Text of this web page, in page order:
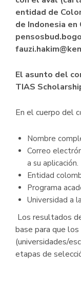
entidad de
de Indonesia
El asunto del
TIAS
En el cuerpo del
Nombre
Correo
a su aplicación.
Entidad
Programa
Universidad a
Los resultados
base para que
(universidades/
etapas de